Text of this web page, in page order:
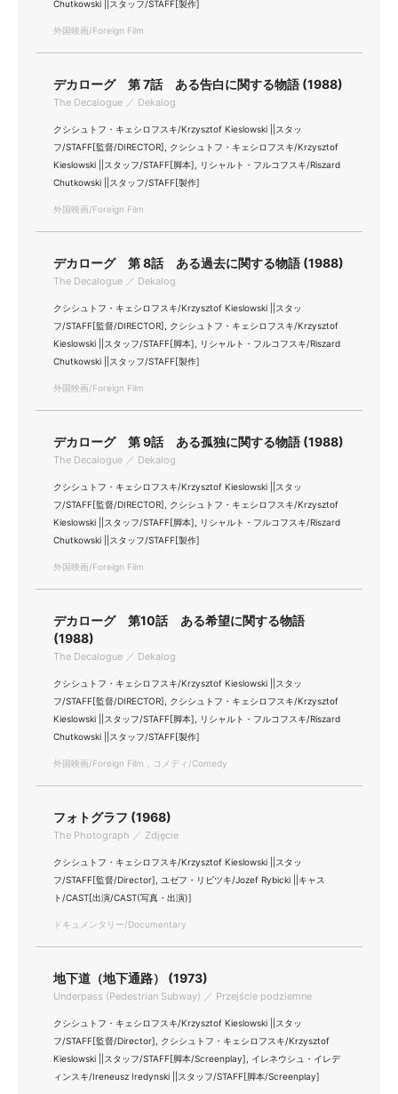
Chutkowski ||スタッフ/STAFF[製作]
外国映画/Foreign Film
デカローグ 第 7話 ある告白に関する物語 (1988)
The Decalogue ／ Dekalog
クシシュトフ・キェシロフスキ/Krzysztof Kieslowski ||スタッ
フ/STAFF[監督/DIRECTOR], クシシュトフ・キェシロフスキ/Krzysztof
Kieslowski ||スタッフ/STAFF[脚本], リシャルト・フルコフスキ/Riszard
Chutkowski ||スタッフ/STAFF[製作]
外国映画/Foreign Film
デカローグ 第 8話 ある過去に関する物語 (1988)
The Decalogue ／ Dekalog
クシシュトフ・キェシロフスキ/Krzysztof Kieslowski ||スタッ
フ/STAFF[監督/DIRECTOR], クシシュトフ・キェシロフスキ/Krzysztof
Kieslowski ||スタッフ/STAFF[脚本], リシャルト・フルコフスキ/Riszard
Chutkowski ||スタッフ/STAFF[製作]
外国映画/Foreign Film
デカローグ 第 9話 ある孤独に関する物語 (1988)
The Decalogue ／ Dekalog
クシシュトフ・キェシロフスキ/Krzysztof Kieslowski ||スタッ
フ/STAFF[監督/DIRECTOR], クシシュトフ・キェシロフスキ/Krzysztof
Kieslowski ||スタッフ/STAFF[脚本], リシャルト・フルコフスキ/Riszard
Chutkowski ||スタッフ/STAFF[製作]
外国映画/Foreign Film
デカローグ 第10話 ある希望に関する物語
(1988)
The Decalogue ／ Dekalog
クシシュトフ・キェシロフスキ/Krzysztof Kieslowski ||スタッ
フ/STAFF[監督/DIRECTOR], クシシュトフ・キェシロフスキ/Krzysztof
Kieslowski ||スタッフ/STAFF[脚本], リシャルト・フルコフスキ/Riszard
Chutkowski ||スタッフ/STAFF[製作]
外国映画/Foreign Film，コメディ/Comedy
フォトグラフ (1968)
The Photograph ／ Zdjęcie
クシシュトフ・キェシロフスキ/Krzysztof Kieslowski ||スタッ
フ/STAFF[監督/Director], ユゼフ・リビツキ/Jozef Rybicki ||キャス
ト/CAST[出演/CAST(写真・出演)]
ドキュメンタリー/Documentary
地下道（地下通路） (1973)
Underpass (Pedestrian Subway) ／ Przejście podziemne
クシシュトフ・キェシロフスキ/Krzysztof Kieslowski ||スタッ
フ/STAFF[監督/Director], クシシュトフ・キェシロフスキ/Krzysztof
Kieslowski ||スタッフ/STAFF[脚本/Screenplay], イレネウシュ・イレデ
ィンスキ/Ireneusz Iredynski ||スタッフ/STAFF[脚本/Screenplay]